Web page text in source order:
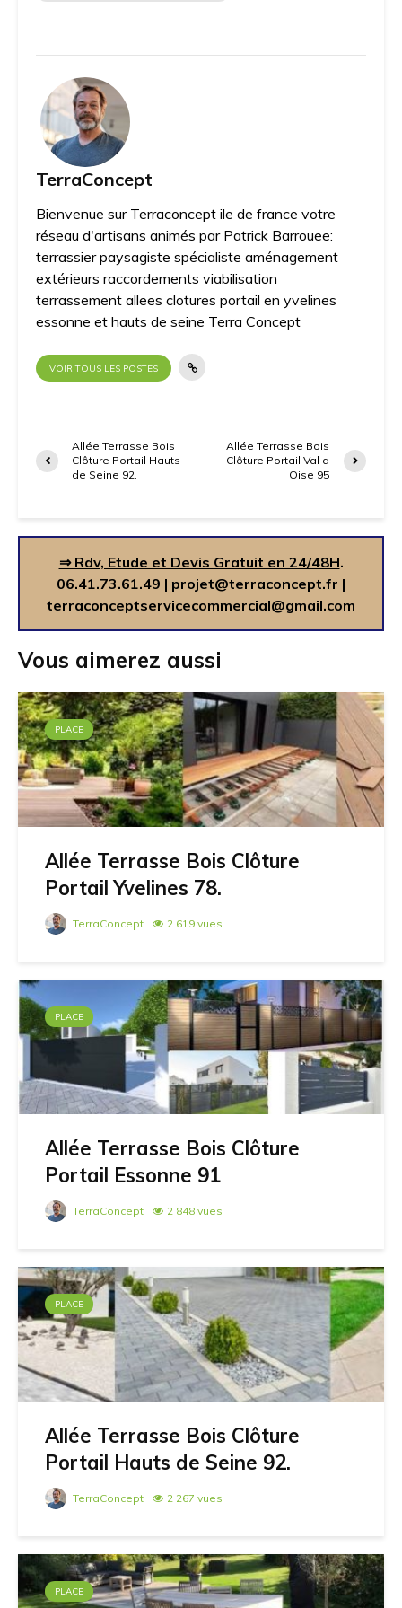
TerraConcept
Bienvenue sur Terraconcept ile de france votre
réseau d'artisans animés par Patrick Barrouee:
terrassier paysagiste spécialiste aménagement
extérieurs raccordements viabilisation
terrassement allees clotures portail en yvelines
essonne et hauts de seine Terra Concept
VOIR TOUS LES POSTES
Allée Terrasse Bois
Clôture Portail Hauts
de Seine 92.
Allée Terrasse Bois
Clôture Portail Val d
Oise 95
⇒ Rdv, Etude et Devis Gratuit en 24/48H.
06.41.73.61.49 | projet@terraconcept.fr |
terraconceptservicecommercial@gmail.com
Vous aimerez aussi
PLACE
Allée Terrasse Bois Clôture
Portail Yvelines 78.
TerraConcept 2 619 vues
PLACE
Allée Terrasse Bois Clôture
Portail Essonne 91
TerraConcept 2 848 vues
PLACE
Allée Terrasse Bois Clôture
Portail Hauts de Seine 92.
TerraConcept 2 267 vues
PLACE